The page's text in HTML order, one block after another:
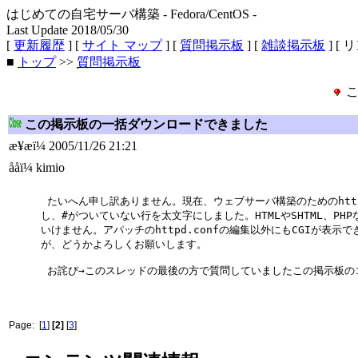
はじめての自宅サーバ構築 - Fedora/CentOS -
Last Update 2018/05/30
[ 更新履歴 ] [ サイト マップ] [ 質問掲示板 ] [ 雑談掲示板 ] [
■
トップ>> 質問掲示板
この掲示板の一括ダウンロードできました
æ¥æï¼ 2005/11/26 21:21
ååï¼ kimio
たいへん申し訳ありません。現在、ウェブサーバ構築のため
し、#がついていない行を太文字にしました。HTMLやSHTML、
いけません。アパッチのhttpd.confの編集以外にもCGIが表示で
が、どうかよろしくお願いします。
お詫び→このスレッドの最後の方で質問していましたこの掲示板
Page: [1] [2] [3]